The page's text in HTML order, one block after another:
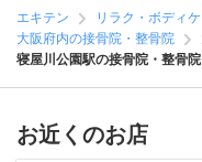
エキテン リラク・ボディ
大阪府内の接骨院・整骨院
寝屋川公園駅の接骨院・整骨院
お近くのお店